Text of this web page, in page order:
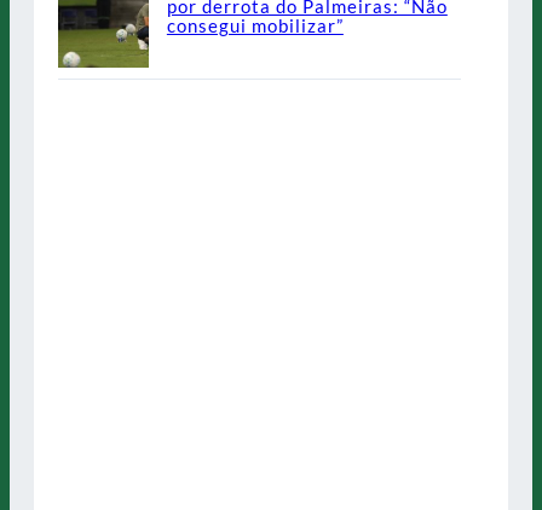
por derrota do Palmeiras: “Não
consegui mobilizar”